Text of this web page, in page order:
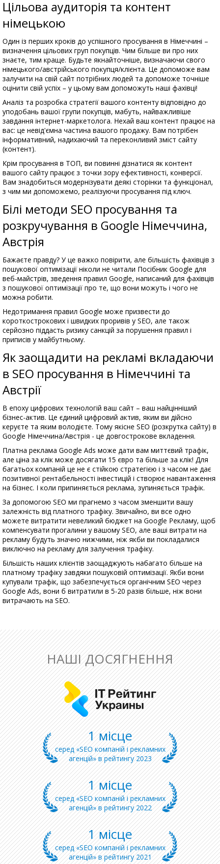
Цільова аудиторія та контент
німецькою
Один із перших кроків до успішного просування в Німеччині –
визначення цільових груп покупців. Чим більше ви про них
знаєте, тим краще. Будьте якнайточніше, визначаючи свого
німецького/австрійського покупця/клієнта. Це допоможе вам
залучити на свій сайт потрібних людей та допоможе точніше
оцінити свій успіх – у цьому вам допоможуть наші фахівці!
Аналіз та розробка стратегії вашого контенту відповідно до
уподобань вашої групи покупців, мабуть, найважливіше
завдання інтернет-маркетолога. Нехай ваш контент працює на
вас: це невід'ємна частина вашого продажу. Вам потрібен
інформативний, надихаючий та переконливий зміст сайту
(контент).
Крім просування в ТОП, ви повинні дізнатися як контент
вашого сайту працює з точки зору ефективності, конверсії.
Вам знадобиться модернізувати деякі сторінки та функціонал,
з чим ми допоможемо, реалізуючи просування під ключ.
Білі методи SEO просування та
розкручування в Google Німеччина,
Австрія
Бажаєте правду? У це важко повірити, але більшість фахівців з
пошукової оптимізації ніколи не читали Посібник Google для
веб-майстрів, зведення правил Google, написаний для фахівців
з пошукової оптимізації про те, що вони можуть і чого не
можна робити.
Недотримання правил Google може призвести до
короткострокових і швидких проривів у SEO, але також
серйозно піддасть ризику санкцій за порушення правил і
приписів у майбутньому.
Як заощадити на рекламі вкладаючи
в SEO просування в Німеччині та
Австрії
В епоху цифрових технологій ваш сайт – ваш найцінніший
бізнес-актив. Це єдиний цифровий актив, яким ви дійсно
керуєте та яким володієте. Тому якісне SEO (розкрутка сайту) в
Google Німеччина/Австрія - це довгострокове вкладення.
Платна реклама Google Ads може дати вам миттєвий трафік,
але ціна за клік може досягати 15 євро та більше за клік! Для
багатьох компаній це не є стійкою стратегією і з часом не дає
позитивної рентабельності інвестицій і створює навантаження
на бізнес. І коли припиняється реклама, зупиняється трафік.
За допомогою SEO ми прагнемо з часом зменшити вашу
залежність від платного трафіку. Звичайно, ви все одно
можете витратити невеликий бюджет на Google Рекламу, щоб
компенсувати прогалини у вашому SEO, але ваші витрати на
рекламу будуть значно нижчими, ніж якби ви покладалися
виключно на рекламу для залучення трафіку.
Більшість наших клієнтів заощаджують набагато більше на
платному трафіку завдяки пошуковій оптимізації. Якби вони
купували трафік, що забезпечується органічним SEO через
Google Ads, вони б витратили в 5-20 разів більше, ніж вони
витрачають на SEO.
НАШІ ДОСЯГНЕННЯ
1 місце
серед «SEO компаній і рекламних
агенцій» в рейтингу 2023
1 місце
серед «SEO компаній і рекламних
агенцій» в рейтингу 2022
1 місце
серед «SEO компаній і рекламних
агенцій» в рейтингу 2021